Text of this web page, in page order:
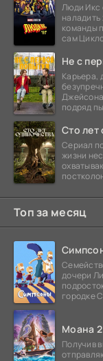
Люди Икс
команды
сам
Не с
Карьера,
Джейсона
подряд
Сто лет
Сериал
жизни
Топ за месяц
дочери
городке
Моана
Получив